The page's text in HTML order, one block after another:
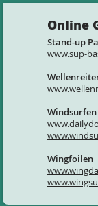
Online
Stand-up
www.sup-
Windsurfen
Wingfoilen